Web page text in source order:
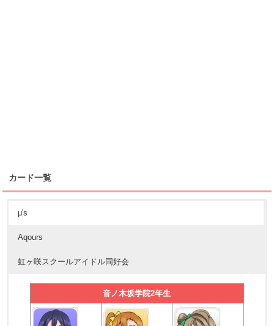
カード一覧
μ's
Aqours
虹ヶ咲スクールアイドル同好会
音ノ木坂学院2年生